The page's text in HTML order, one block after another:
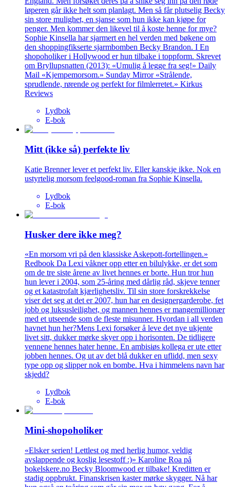
løperen går ikke helt som planlagt. Men så får plutselig Becky
sin store mulighet, en sjanse som hun ikke kan kjøpe for
penger. Men kommer den likevel til å koste henne for mye?
Sophie Kinsella har sjarmert en hel verden med bøkene om
den shoppingfikserte sjarmbomben Becky Brandon. I En
shopoholiker i Hollywood er hun tilbake i toppform. Skrevet
om Bryllupsnatten (2013): «Umulig å legge fra seg!» Daily
Mail «Kjempemorsom.» Sunday Mirror «Strålende,
sprudlende, rørende og perfekt for filmlerretet.» Kirkus
Reviews
Lydbok
E-bok
Mitt (ikke så) perfekte liv
Katie Brenner lever et perfekt liv. Eller kanskje ikke. Nok en
ustyrtelig morsom feelgood-roman fra Sophie Kinsella.
Lydbok
E-bok
Husker dere ikke meg?
«En morsom vri på den klassiske Askepott-fortellingen.»
Redbook Da Lexi våkner opp etter en bilulykke, er det som
om de tre siste årene av livet hennes er borte. Hun tror hun
hun lever i 2004, som 25-åring med dårlig råd, skjeve tenner
og et katastrofalt kjærlighetsliv. Til sin store forskrekkelse
viser det seg at det er 2007, hun har en designergarderobe, fet
jobb og luksusleilighet, og mannen hennes er mangemillionær
med et utseende som de fleste misunner. Hvordan i all verden
havnet hun her?Mens Lexi forsøker å leve det nye ukjente
livet sitt, dukker mørke skyer opp i horisonten. De tidligere
vennene hennes hater henne. En ambisiøs kollega er ute etter
jobben hennes. Og ut av det blå dukker en uflidd, men sexy
type opp og slipper nok en bombe. Hva i himmelens navn har
skjedd?
Lydbok
E-bok
Mini-shopoholiker
«Elsker serien! Lettlest og med herlig humor, veldig
avslappende og koslig lesestoff :)» Karoline Roa på
bokelskere.no Becky Bloomwood er tilbake! Kreditten er
stadig oppbrukt. Finanskrisen kaster mørke skygger. Nå har